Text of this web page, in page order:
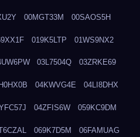
00MGT33M 00SAOS5H
019K5LTP 01WS9NX2
03L7504Q 03ZRKE69
04KWVG4E 04LI8DHX
04ZFIS6W 059KC9DM
069K7D5M 06FAMUAG